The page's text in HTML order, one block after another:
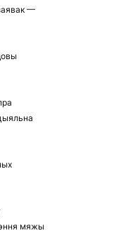
—
мяжы